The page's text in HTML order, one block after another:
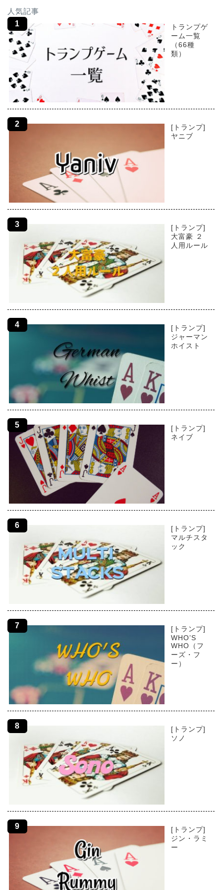
人気記事
トランプゲ
ーム一覧
（66種
類）
[トランプ]
ヤニブ
[トランプ]
大富豪 ２
人用ルール
[トランプ]
ジャーマン
ホイスト
[トランプ]
ネイブ
[トランプ]
マルチスタ
ック
[トランプ]
WHO’S
WHO（フ
ーズ・フ
ー）
[トランプ]
ソノ
[トランプ]
ジン・ラミ
ー